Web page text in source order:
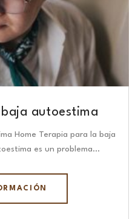
baja autoestima
Home Terapia para la baja
es un problema…